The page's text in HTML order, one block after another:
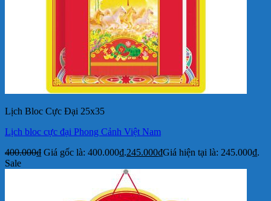
Lịch Bloc Cực Đại 25x35
Lịch bloc cực đại Phong Cảnh Việt Nam
400.000₫ Giá gốc là: 400.000₫.245.000₫Giá hiện tại là: 245.000₫.
Sale